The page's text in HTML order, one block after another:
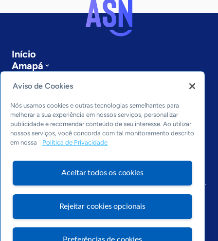
Início
Amapá
Últimas notícias
Entre em contato
Editorias
Economia & Política
Inovação & Tecnologia
Dados
Aviso de Cookies
Nós usamos cookies e outras tecnologias semelhantes para
melhorar a sua experiência em nossos serviços, personalizar
publicidade e recomendar conteúdo de seu interesse. Ao utilizar
nossos serviços, você concorda com tal monitoramento descrito
em nossa
Política de Privacidade
Aceitar todos os cookies
Rejeitar cookies opcionais